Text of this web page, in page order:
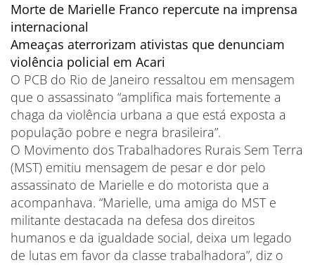
Morte de Marielle Franco repercute na imprensa
internacional
Ameaças aterrorizam ativistas que denunciam
violência policial em Acari
O PCB do Rio de Janeiro ressaltou em mensagem
que o assassinato “amplifica mais fortemente a
chaga da violência urbana a que está exposta a
população pobre e negra brasileira”.
O Movimento dos Trabalhadores Rurais Sem Terra
(MST) emitiu mensagem de pesar e dor pelo
assassinato de Marielle e do motorista que a
acompanhava. “Marielle, uma amiga do MST e
militante destacada na defesa dos direitos
humanos e da igualdade social, deixa um legado
de lutas em favor da classe trabalhadora”, diz o